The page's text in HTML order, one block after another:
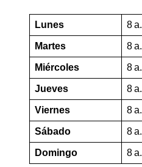
Lunes 8
Martes 8
Miércoles 8
Jueves 8
Viernes 8
Sábado 8
Domingo 8